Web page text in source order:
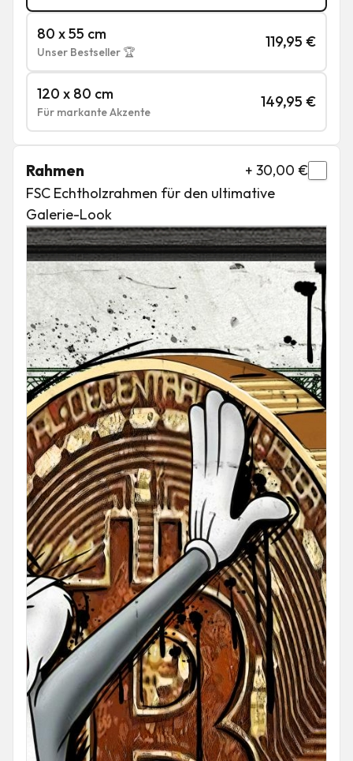
80 x 55 cm
Unser Bestseller 🏆
119,95 €
120 x 80 cm
Für markante Akzente
149,95 €
Rahmen + 30,00 €
FSC Echtholzrahmen für den ultimative
Galerie-Look